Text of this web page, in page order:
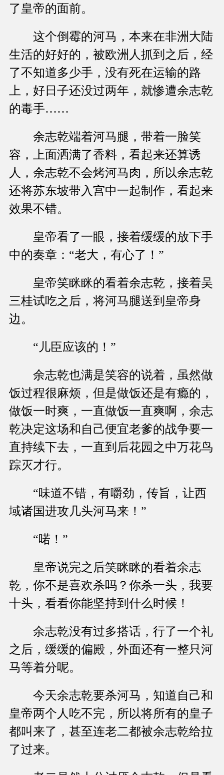
了皇帝的面前。
这个倒霉的河马，本来在非洲大陆
生活的好好的，被欧洲人抓到之后，经
了不知道多少手，没有死在运输的路
上，好日子还没过两年，就惨遭余志乾
的毒手……
余志乾端着河马腿，带着一脸笑
容，上面洒满了香料，看起来还算诱
人，余志乾不会烤河马肉，所以余志乾
还将苏东坡带入宫中一起制作，看起来
效果不错。
皇帝看了一眼，接着缓缓的放下手
中的奏章：“老大，有心了！”
皇帝笑眯眯的看着余志乾，接着吴
三桂试吃之后，将河马腿送到皇帝身
边。
“儿臣应该的！”
余志乾也满是笑容的说着，虽然做
饭过程很麻烦，但是做饭还是有瘾的，
做饭一时爽，一直做饭一直爽啊，余志
乾决定这场和自己便宜老爹的战争要一
直持续下去，一直到后花园之中万花鸟
踪灭才行。
“味道不错，有嚼劲，传旨，让西
域诸国进攻几头河马来！”
“喏！”
皇帝说完之后笑眯眯的看着余志
乾，你不是喜欢杀吗？你杀一头，我要
十头，看看你能坚持到什么时候！
余志乾没有过多搭话，行了一个礼
之后，缓缓的偏殿，外面还有一整只河
马等着分呢。
今天余志乾要杀河马，知道自己和
皇帝两个人吃不完，所以将所有的皇子
都叫来了，甚至连老二都被余志乾给拉
了过来。